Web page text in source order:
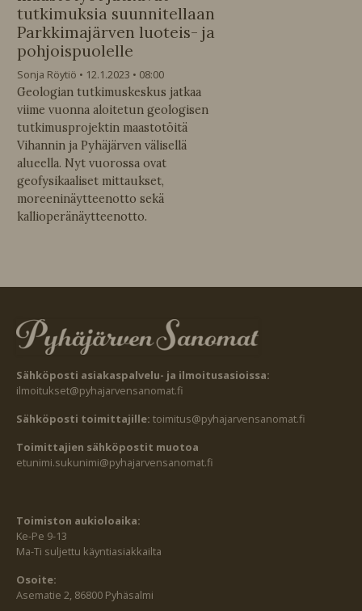
tutkimuksia suunnitellaan
Parkkimajärven luoteis- ja
pohjoispuolelle
Sonja Röytiö 12.1.2023
08:00
Geologian tutkimuskeskus jatkaa
viime vuonna aloitetun geologisen
tutkimusprojektin maastotöitä
Vihannin ja Pyhäjärven välisellä
alueella. Nyt vuorossa ovat
geofysikaaliset mittaukset,
moreeninäytteenotto sekä
kallioperänäytteenotto.
Sähköposti asiakaspalvelu- ja ilmoitusasioissa:
ilmoitukset@pyhajarvensanomat.fi
Sähköposti toimittajille: toimitus@pyhajarvensanomat.fi
Toimittajien sähköpostit muotoa
etunimi.sukunimi@pyhajarvensanomat.fi
Toimiston aukioloaika:
Ke-Pe 9-13
Ma-Ti suljettu käyntiasiakkailta
Osoite:
Asematie 2, 86800 Pyhäsalmi